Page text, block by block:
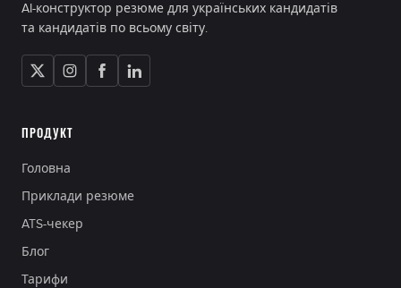
AI-конструктор резюме для українських кандидатів
та кандидатів по всьому світу.
ПРОДУКТ
Головна
Приклади резюме
ATS-чекер
Блог
Тарифи